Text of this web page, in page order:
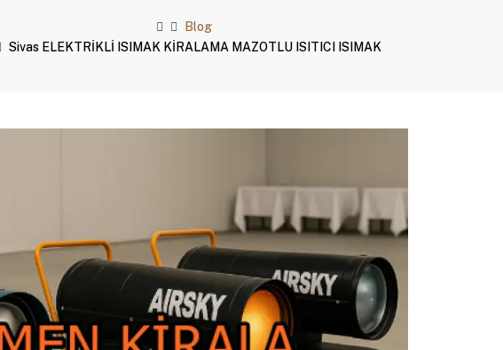
Blog
Sivas ELEKTRİKLİ ISIMAK KİRALAMA MAZOTLU ISITICI ISIMAK